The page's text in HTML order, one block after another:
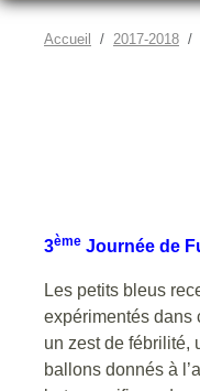
Accueil 2017-2018
3ème Journée de
Les petits bleus
expérimentés dans
un zest de fébrilité,
ballons donnés à